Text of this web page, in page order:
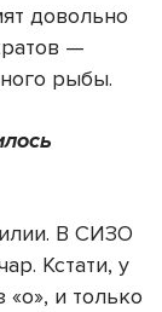
довольно
—
рыбы.
В СИЗО
Кстати, у
и только